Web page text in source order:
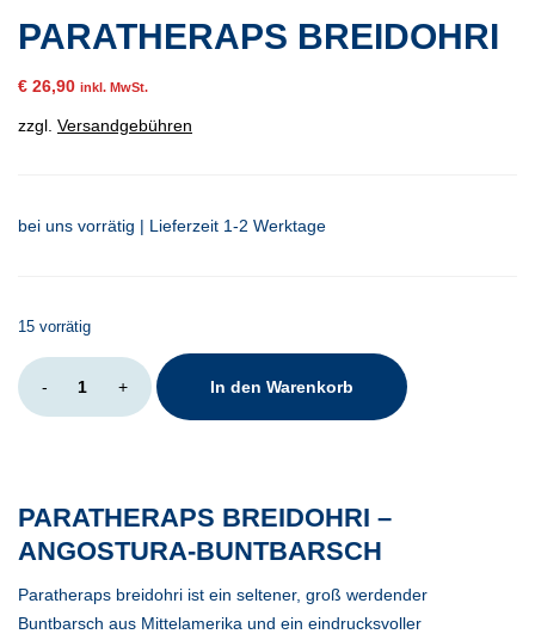
PARATHERAPS BREIDOHRI
€ 26,90 inkl. MwSt.
zzgl. Versandgebühren
bei uns vorrätig | Lieferzeit 1-2 Werktage
15 vorrätig
-
Paratheraps
breidohri
Menge
+ In den Warenkorb
PARATHERAPS BREIDOHRI –
ANGOSTURA-BUNTBARSCH
Paratheraps breidohri ist ein seltener, groß werdender
Buntbarsch aus Mittelamerika und ein eindrucksvoller